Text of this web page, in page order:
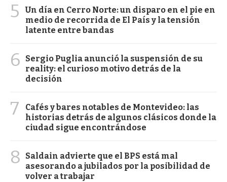
5
Un día en Cerro Norte: un disparo en el pie en
medio de recorrida de El País y la tensión
latente entre bandas
6
Sergio Puglia anunció la suspensión de su
reality: el curioso motivo detrás de la
decisión
7
Cafés y bares notables de Montevideo: las
historias detrás de algunos clásicos donde la
ciudad sigue encontrándose
8
Saldain advierte que el BPS está mal
asesorando a jubilados por la posibilidad de
volver a trabajar